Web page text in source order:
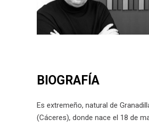
BIOGRAFÍA
Es extremeño, natural de
(Cáceres), donde nace el 18 de